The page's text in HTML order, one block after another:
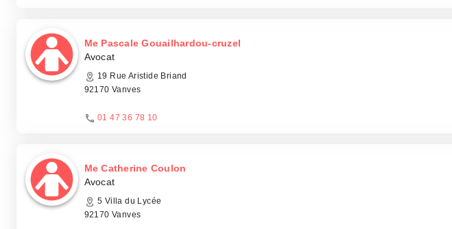
Me Pascale Gouailhardou-cruzel
Avocat
19 Rue Aristide Briand
92170 Vanves
01 47 36 78 10
Me Catherine Coulon
Avocat
5 Villa du Lycée
92170 Vanves